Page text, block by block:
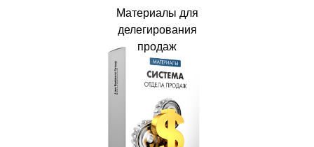
Материалы для
делегирования
продаж